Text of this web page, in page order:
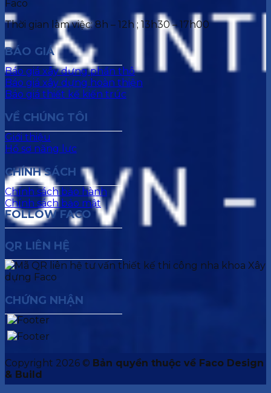
Thời gian làm việc: 8h – 12h ; 13h30 – 17h00
BÁO GIÁ
Báo giá xây dựng phần thô
Báo giá xây dựng hoàn thiện
Báo giá thiết kế kiến trúc
VỀ CHÚNG TÔI
Giới thiệu
Hồ sơ năng lực
CHÍNH SÁCH
Chính sách bảo hành
Chính sách bảo mật
FOLLOW FACO
QR LIÊN HỆ
CHỨNG NHẬN
Copyright 2026 © Bản quyền thuộc về Faco Design
& Build